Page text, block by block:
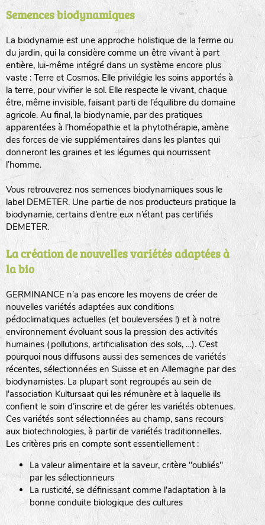
Semences biodynamiques
La biodynamie est une approche holistique de la ferme ou
du jardin, qui la considère comme un être vivant à part
entière, lui-même intégré dans un système encore plus
vaste : Terre et Cosmos. Elle privilégie les soins apportés à
la terre, pour vivifier le sol. Elle respecte le vivant, chaque
être, même invisible, faisant parti de l’équilibre du domaine
agricole. Au final, la biodynamie, par des pratiques
apparentées à l’homéopathie et la phytothérapie, amène
des forces de vie supplémentaires dans les plantes qui
donneront les graines et les légumes qui nourrissent
l’homme.
Vous retrouverez nos semences biodynamiques sous le
label DEMETER. Une partie de nos producteurs pratique la
biodynamie, certains d’entre eux n’étant pas certifiés
DEMETER.
La création de nouvelles variétés adaptées à
la bio
GERMINANCE n’a pas encore les moyens de créer de
nouvelles variétés adaptées aux conditions
pédoclimatiques actuelles (et bouleversées !) et à notre
environnement évoluant sous la pression des activités
humaines (pollutions, artificialisation des sols, …). C’est
pourquoi nous diffusons aussi des semences de variétés
récentes, sélectionnées en Suisse et en Allemagne par des
biodynamistes. La plupart sont regroupés au sein de
l'association Kultursaat qui les rémunère et à laquelle ils
confient le soin d’inscrire et de gérer les variétés obtenues.
Ces variétés sont sélectionnées au champ, sans recours
aux biotechnologies, à partir de variétés traditionnelles.
Les critères pris en compte sont essentiellement :
La valeur alimentaire et la saveur, critère "oubliés"
par les sélectionneurs
La rusticité, se définissant comme l'adaptation à la
bonne conduite biologique des cultures
BINGENHEIMER SAATGUT (BGH)
www.bingenheimersaatgut.de
DE BOLSTER (DBO)
www.bolster.nl
GRAINE DEL PAÏS (GDP)
www.grainesdelpais.com
JARDIN EN’VIE (JEV)
LA BOITE A GRAINES (LBAG)
LA RÉFÉRENCE :F BEL20BPA1A (en haut à gauche)
F : Fleurs.
Les autres catégories étant :
: Engrais vert
L: Légumes
A: Aromatiques
BEL : Code de la variété
(Ici Belle de nuit)
20 : Année de récolte(ici 2020)
BPA : Initiales du producteur ou du fournisseur de la
semence.
1 : Numéro d’ordre du lot
A : Sans calibre.
G: Gros
M: Moyen calibre
P: Petit calibre
animaux sauvages
biodiversité cultivée
Légumes feuilles
Légumes racines
Plantes aromatiques